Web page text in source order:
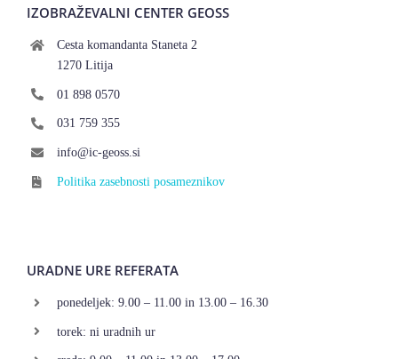
IZOBRAŽEVALNI CENTER GEOSS
Cesta komandanta Staneta 2
1270 Litija
01 898 0570
031 759 355
info@ic-geoss.si
Politika zasebnosti posameznikov
URADNE URE REFERATA
ponedeljek: 9.00 – 11.00 in 13.00 – 16.30
torek: ni uradnih ur